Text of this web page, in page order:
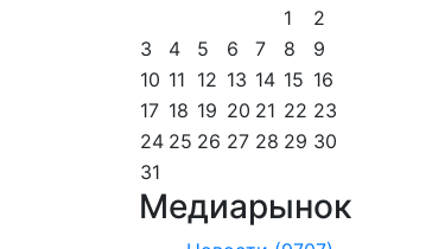
1
2
3
4 5 6 7 8
9
10 11 12 13 14 15 16
17 18 19 20 21 22 23
24 25 26 27 28 29 30
31
Медиарынок